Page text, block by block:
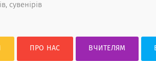
сувенірів
ПРО НАС ВЧИТЕЛЯМ